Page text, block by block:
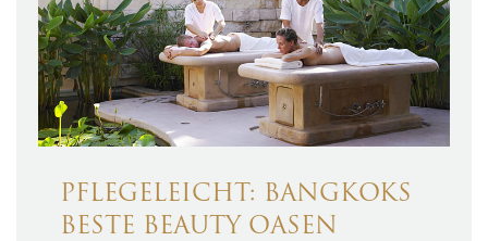
PFLEGELEICHT: BANGKOKS
BESTE BEAUTY OASEN